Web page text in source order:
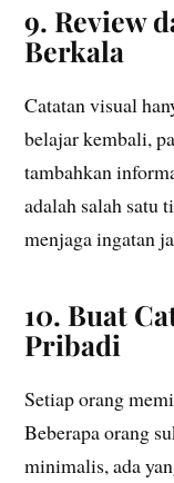
9. Review
Berkala
Catatan visual
belajar kembali,
tambahkan
adalah salah satu
menjaga ingatan
10. Buat
Pribadi
Setiap orang
Beberapa orang
minimalis, ada